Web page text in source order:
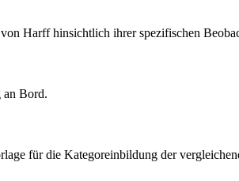
Harff hinsichtlich ihrer spezifischen
an Bord.
für die Kategoreinbildung der